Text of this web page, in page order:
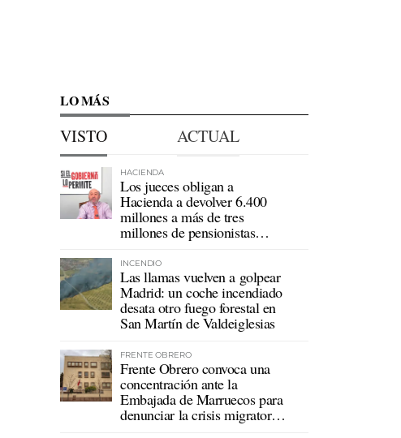
LO MÁS
VISTO ACTUAL
HACIENDA
Los jueces obligan a
Hacienda a devolver 6.400
millones a más de tres
millones de pensionistas
INCENDIO
Las llamas vuelven a golpear
Madrid: un coche incendiado
desata otro fuego forestal en
San Martín de Valdeiglesias
FRENTE OBRERO
Frente Obrero convoca una
concentración ante la
Embajada de Marruecos para
denunciar la crisis migratoria